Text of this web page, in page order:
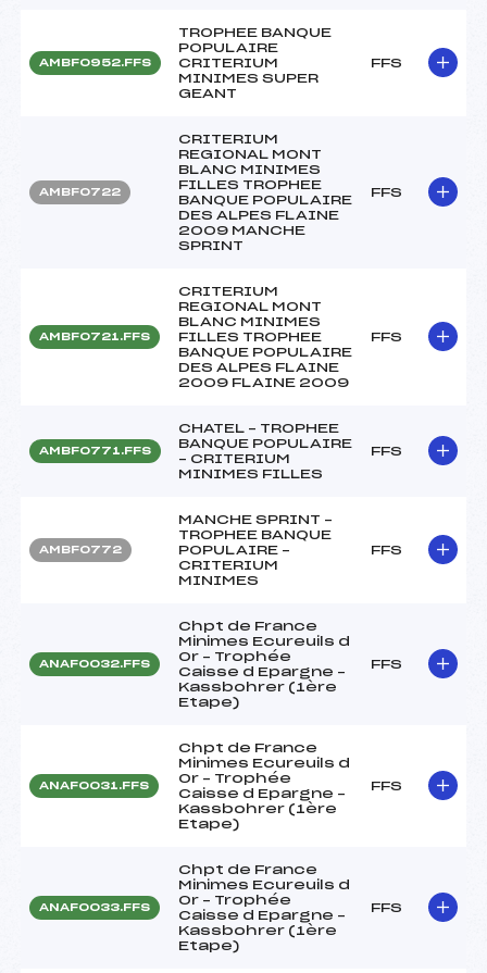
AMBF0952.FFS
TROPHEE BANQUE
POPULAIRE
CRITERIUM
MINIMES SUPER
GEANT
FFS
AMBF0722
CRITERIUM
REGIONAL MONT
BLANC MINIMES
FILLES TROPHEE
BANQUE POPULAIRE
DES ALPES FLAINE
2009 MANCHE
SPRINT
FFS
AMBF0721.FFS
CRITERIUM
REGIONAL MONT
BLANC MINIMES
FILLES TROPHEE
BANQUE POPULAIRE
DES ALPES FLAINE
2009 FLAINE 2009
FFS
AMBF0771.FFS
CHATEL – TROPHEE
BANQUE POPULAIRE
– CRITERIUM
MINIMES FILLES
FFS
AMBF0772
MANCHE SPRINT –
TROPHEE BANQUE
POPULAIRE –
CRITERIUM
MINIMES
FFS
ANAF0032.FFS
Chpt de France
Minimes Ecureuils d
Or – Trophée
Caisse d Epargne –
Kassbohrer (1ère
Etape)
FFS
ANAF0031.FFS
Chpt de France
Minimes Ecureuils d
Or – Trophée
Caisse d Epargne –
Kassbohrer (1ère
Etape)
FFS
ANAF0033.FFS
Chpt de France
Minimes Ecureuils d
Or – Trophée
Caisse d Epargne –
Kassbohrer (1ère
Etape)
FFS